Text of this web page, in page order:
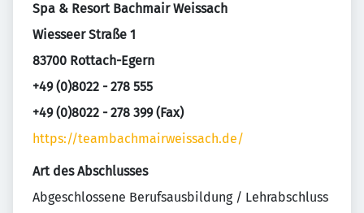
Spa & Resort Bachmair Weissach
Wiesseer Straße 1
83700 Rottach-Egern
+49 (0)8022 - 278 555
+49 (0)8022 - 278 399 (Fax)
https://teambachmairweissach.de/
Art des Abschlusses
Abgeschlossene Berufsausbildung / Lehrabschluss